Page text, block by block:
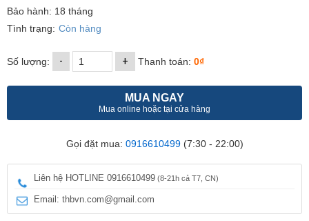
Bảo hành: 18 tháng
Tình trạng: Còn hàng
Số lượng: - + Thanh toán: 0₫
MUA NGAY
Mua online hoặc tại cửa hàng
Gọi đặt mua: 0916610499(7:30 - 22:00)
Liên hệ HOTLINE 0916610499 (8-21h cả T7, CN)
Email: thbvn.com@gmail.com